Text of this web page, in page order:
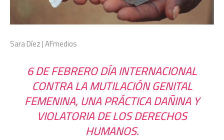
Sara Díez | AFmedios
6 DE FEBRERO DÍA INTERNACIONAL
CONTRA LA MUTILACIÓN GENITAL
FEMENINA, UNA PRÁCTICA DAÑINA Y
VIOLATORIA DE LOS DERECHOS
HUMANOS.